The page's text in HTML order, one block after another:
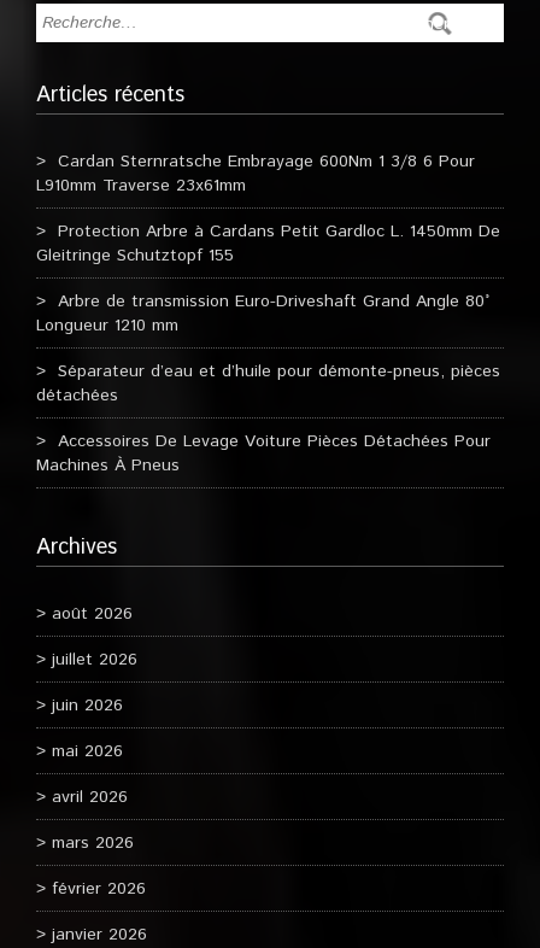
Articles récents
Cardan Sternratsche Embrayage 600Nm 1 3/8 6 Pour
L910mm Traverse 23x61mm
Protection Arbre à Cardans Petit Gardloc L. 1450mm De
Gleitringe Schutztopf 155
Arbre de transmission Euro-Driveshaft Grand Angle 80°
Longueur 1210 mm
Séparateur d’eau et d’huile pour démonte-pneus, pièces
détachées
Accessoires De Levage Voiture Pièces Détachées Pour
Machines À Pneus
Archives
août 2026
juillet 2026
juin 2026
mai 2026
avril 2026
mars 2026
février 2026
janvier 2026